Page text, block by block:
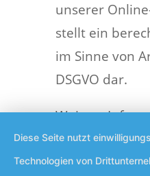
unserer
stellt ein
im Sinne von
DSGVO dar.
Weitere
Umgang mit
finden Sie in
Diese Seite nutzt
Technologien von